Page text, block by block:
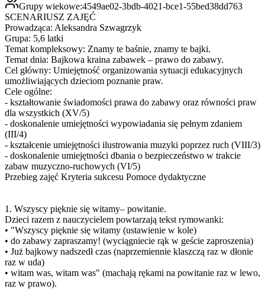
Grupy wiekowe:4549ae02-3bdb-4021-bce1-55bed38dd763
SCENARIUSZ ZAJĘĆ
Prowadząca: Aleksandra Szwagrzyk
Grupa: 5,6 latki
Temat kompleksowy: Znamy te baśnie, znamy te bajki.
Temat dnia: Bajkowa kraina zabawek – prawo do zabawy.
Cel główny: Umiejętność organizowania sytuacji edukacyjnych
umożliwiających dzieciom poznanie praw.
Cele ogólne:
- kształtowanie świadomości prawa do zabawy oraz równości praw
dla wszystkich (XV/5)
- doskonalenie umiejętności wypowiadania się pełnym zdaniem
(III/4)
- kształcenie umiejętności ilustrowania muzyki poprzez ruch (VIII/3)
- doskonalenie umiejętności dbania o bezpieczeństwo w trakcie
zabaw muzyczno-ruchowych (VI/5)
Przebieg zajęć Kryteria sukcesu Pomoce dydaktyczne
1. Wszyscy pięknie się witamy– powitanie.
Dzieci razem z nauczycielem powtarzają tekst rymowanki:
• "Wszyscy pięknie się witamy (ustawienie w kole)
• do zabawy zapraszamy! (wyciągniecie rąk w geście zaproszenia)
• Już bajkowy nadszedł czas (naprzemiennie klaszczą raz w dłonie
raz w uda)
• witam was, witam was" (machają rękami na powitanie raz w lewo,
raz w prawo).